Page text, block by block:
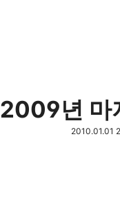
2009년 마
2010.01.01